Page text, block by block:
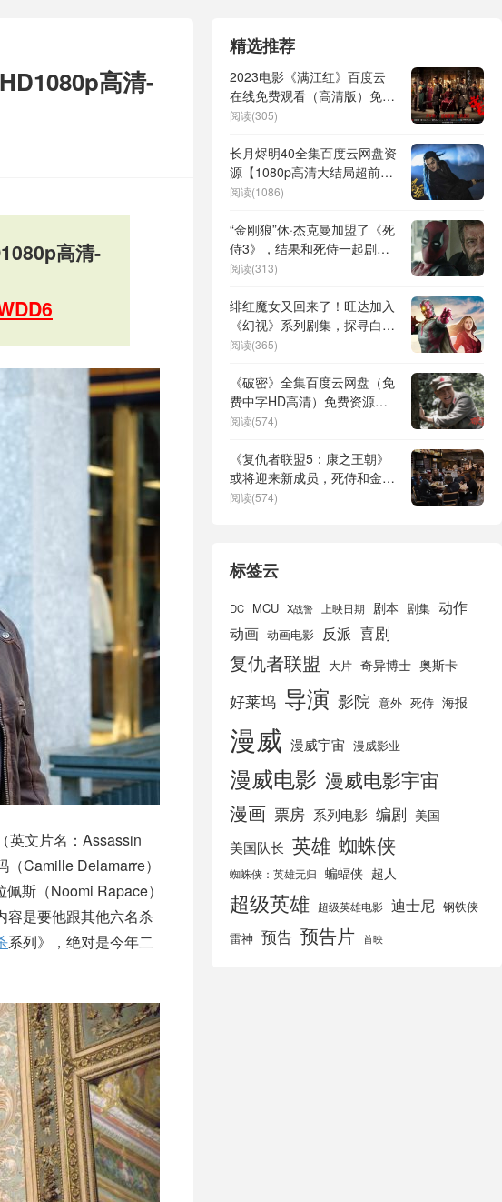
高清-
高清-
英文片名：Assassin
Camille Delamarre）
斯（Noomi Rapace）
容是要他跟其他六名杀
系列》，绝对是今年二
精选推荐
2023电影《满江红》百度云
在线免费观看（高清版）免费
网盘资源
阅读(305)
长月烬明40全集百度云网盘资
源【1080p高清大结局超前点
播】在线链接
阅读(1086)
“金刚狼”休·杰克曼加盟了《死
侍3》，结果和死侍一起剧透
电影？
阅读(313)
绯红魔女又回来了！旺达加入
《幻视》系列剧集，探寻白幻
视的人性
阅读(365)
《破密》全集百度云网盘（免
费中字HD高清）免费资源下
载在线分享
阅读(574)
《复仇者联盟5：康之王朝》
或将迎来新成员，死侍和金刚
狼加入？
阅读(574)
标签云
DC MCU X战警 上映日期 剧本 剧集 动作
动画 动画电影 反派 喜剧
复仇者联盟 大片 奇异博士 奥斯卡
好莱坞 导演 影院 意外 死侍 海报
漫威 漫威宇宙 漫威影业
漫威电影 漫威电影宇宙
漫画 票房 系列电影 编剧 美国
美国队长 英雄 蜘蛛侠
蜘蛛侠：英雄无归 蝙蝠侠 超人
超级英雄 超级英雄电影 迪士尼 钢铁侠
雷神 预告 预告片 首映